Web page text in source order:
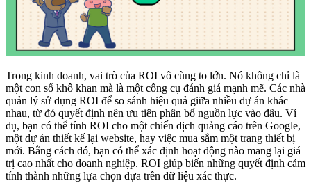
Trong kinh doanh, vai trò của ROI vô cùng to lớn. Nó không chỉ là
một con số khô khan mà là một công cụ đánh giá mạnh mẽ. Các nhà
quản lý sử dụng ROI để so sánh hiệu quả giữa nhiều dự án khác
nhau, từ đó quyết định nên ưu tiên phân bổ nguồn lực vào đâu. Ví
dụ, bạn có thể tính ROI cho một chiến dịch quảng cáo trên Google,
một dự án thiết kế lại website, hay việc mua sắm một trang thiết bị
mới. Bằng cách đó, bạn có thể xác định hoạt động nào mang lại giá
trị cao nhất cho doanh nghiệp. ROI giúp biến những quyết định cảm
tính thành những lựa chọn dựa trên dữ liệu xác thực.